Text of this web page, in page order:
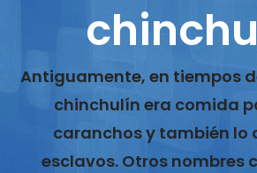
Antiguamente, en tiempos
chinchulín era comida
caranchos y también lo
esclavos. Otros nombres